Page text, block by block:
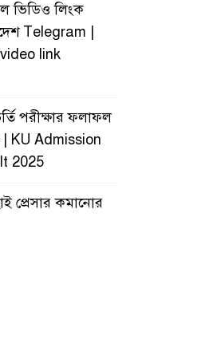
ভিডিও লিংক
Telegram |
link
পরীক্ষার ফলাফল
KU Admission
2025
প্রেসার কমানোর